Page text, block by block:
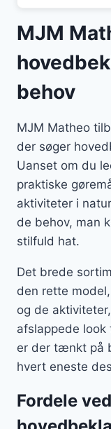
MJM
behov
MJM Matheo
der søger
Uanset om du
praktiske
aktiviteter i
de behov, man
stilfuld hat.
Det brede
den rette
og de
afslappede
er der tænkt på
hvert eneste
Fordele